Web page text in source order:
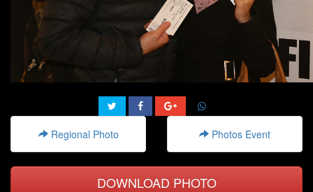
Regional Photo Photos Event
DOWNLOAD PHOTO